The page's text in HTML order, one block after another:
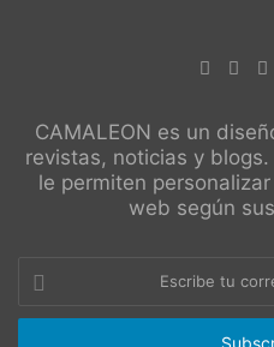
CAMALEON es un
revistas, noticias y
le permiten
web según
Escribe
tu
correo